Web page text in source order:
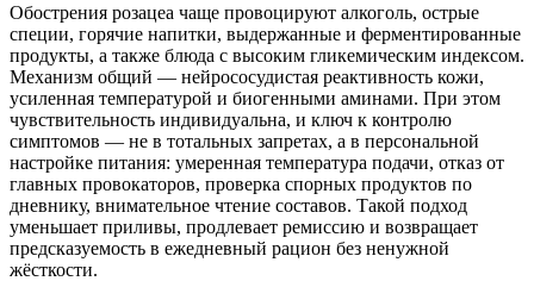
Обострения розацеа чаще провоцируют алкоголь, острые
специи, горячие напитки, выдержанные и ферментированные
продукты, а также блюда с высоким гликемическим индексом.
Механизм общий — нейрососудистая реактивность кожи,
усиленная температурой и биогенными аминами. При этом
чувствительность индивидуальна, и ключ к контролю
симптомов — не в тотальных запретах, а в персональной
настройке питания: умеренная температура подачи, отказ от
главных провокаторов, проверка спорных продуктов по
дневнику, внимательное чтение составов. Такой подход
уменьшает приливы, продлевает ремиссию и возвращает
предсказуемость в ежедневный рацион без ненужной
жёсткости.